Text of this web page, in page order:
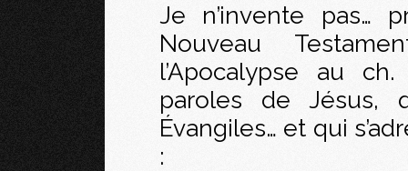
Je n’invente pas…
Nouveau
l’Apocalypse au
paroles de
Évangiles… et qui
: